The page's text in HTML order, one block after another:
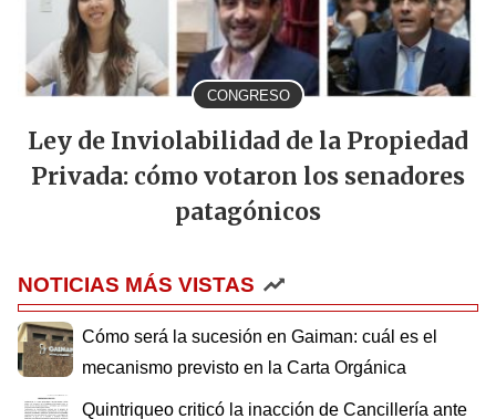
CONGRESO
Ley de Inviolabilidad de la Propiedad
Privada: cómo votaron los senadores
patagónicos
NOTICIAS MÁS VISTAS
Cómo será la sucesión en Gaiman: cuál es el
mecanismo previsto en la Carta Orgánica
Quintriqueo criticó la inacción de Cancillería ante